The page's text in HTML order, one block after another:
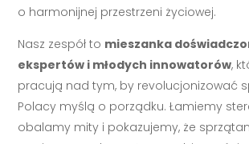
o harmonijnej przestrzeni życiowej.
Nasz zespół to mieszanka
ekspertów i młodych innowatorów,
pracują nad tym, by revolucjonizować
Polacy myślą o porządku. Łamiemy
obalamy mity i pokazujemy, że